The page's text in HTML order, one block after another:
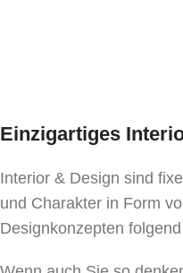
Einzigartiges
Interior & Design sind
und Charakter in Form
Designkonzepten